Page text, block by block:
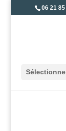
06 21